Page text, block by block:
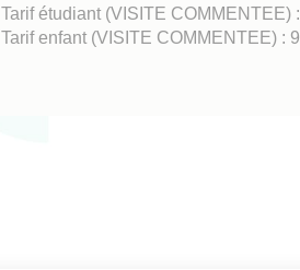
Tarif étudiant (VISITE COMMENTEE)
Tarif enfant (VISITE COMMENTEE) :